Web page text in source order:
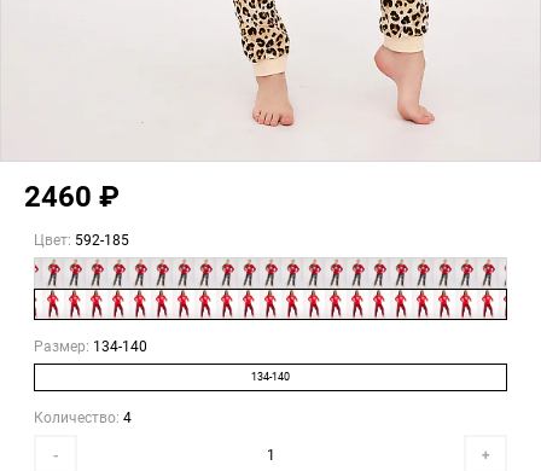
2460 ₽
Цвет: 592-185
Размер: 134-140
134-140
Количество: 4
- +